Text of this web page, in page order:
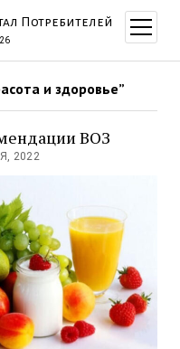
Потребителей
меню
и здоровье”
ВОЗ
2022